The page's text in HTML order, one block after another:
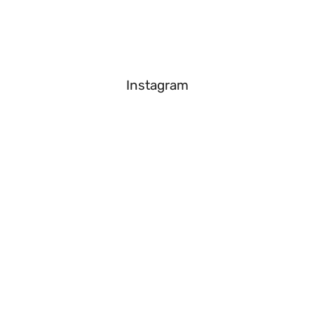
Instagram